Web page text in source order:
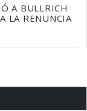
A BULLRICH
LA RENUNCIA